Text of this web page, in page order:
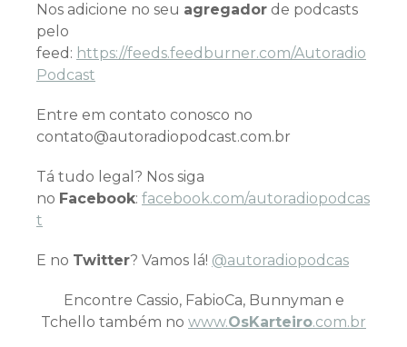
Nos adicione no seu agregador de podcasts
pelo
feed: https://feeds.feedburner.com/Autoradio
Podcast
Entre em contato conosco no
contato@autoradiopodcast.com.br
Tá tudo legal? Nos siga
no Facebook: facebook.com/autoradiopodcas
t
E no Twitter? Vamos lá! @autoradiopodcas
Encontre Cassio, FabioCa, Bunnyman e
Tchello também no www.OsKarteiro.com.br